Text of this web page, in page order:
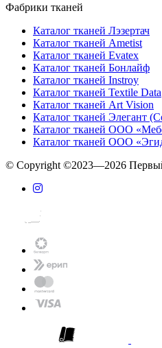
Фабрики тканей
Каталог тканей Лэзертач
Каталог тканей Ametist
Каталог тканей Evatex
Каталог тканей Бонлайф
Каталог тканей Instroy
Каталог тканей Textile Data
Каталог тканей Art Vision
Каталог тканей Элегант
Каталог тканей ООО
Каталог тканей ООО
© Copyright ©2023—2026